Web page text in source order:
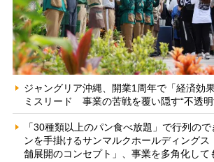
ジャングリア沖縄、開業1周年で「経済効
ミスリード 事業の苦戦を覆い隠す“不透
「30種類以上のパン食べ放題」で行列の
ンを手掛けるサンマルクホールディング
舗展開のコンセプト」、事業を多角化して